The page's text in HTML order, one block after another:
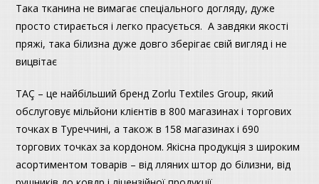
Така тканина не вимагає спеціального догляду, дуже
просто стирається і легко прасується. А завдяки якості
пряжі, така білизна дуже довго зберігає свій вигляд і не
вицвітає
TAÇ – це найбільший бренд Zorlu Textiles Group, який
обслуговує мільйони клієнтів в 800 магазинах і торгових
точках в Туреччині, а також в 158 магазинах і 690
торгових точках за кордоном. Якісна продукція з широким
асортиментом товарів – від лляних штор до білизни, від